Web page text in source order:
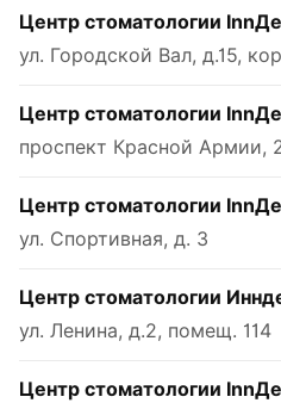
Центр стоматологии
ул. Городской Вал, д.15,
Центр стоматологии
проспект Красной Армии,
Центр стоматологии
ул. Спортивная, д. 3
Центр стоматологии
ул. Ленина, д.2, помещ. 114
Центр стоматологии